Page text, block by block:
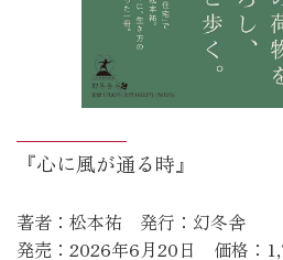
『心に風が通る時』
著者：松本祐 発行：幻冬舎
発売：2026年6月20日 価格：